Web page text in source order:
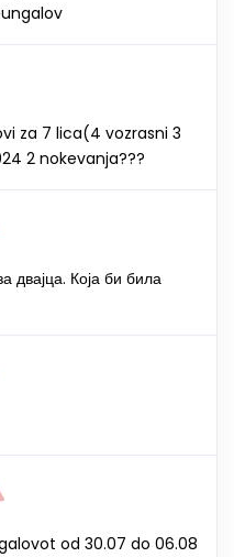
za 7 lica(4 vozrasni 3
2 nokevanja???
двајца. Која би била
od 30.07 do 06.08